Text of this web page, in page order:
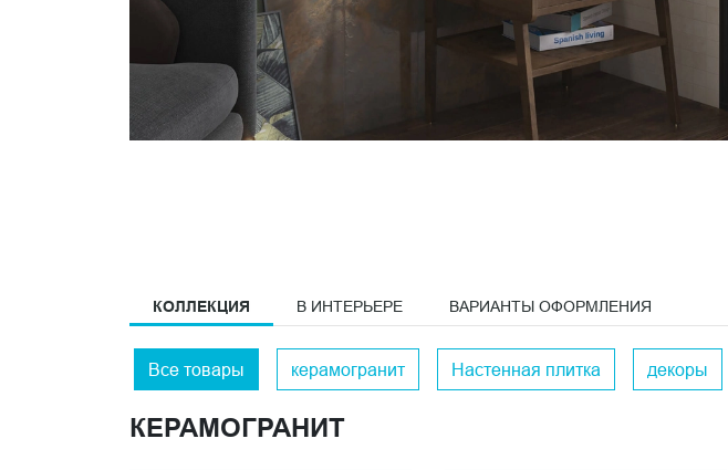
КОЛЛЕКЦИЯ В ИНТЕРЬЕРЕ ВАРИАНТЫ ОФОРМЛЕНИЯ
Все товары керамогранит Настенная плитка декоры
КЕРАМОГРАНИТ